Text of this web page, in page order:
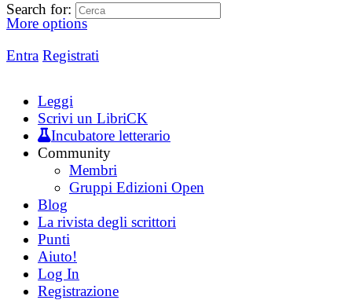
More options
Entra Registrati
Search for:
Leggi
Scrivi un LibriCK
Incubatore letterario
Community
Membri
Gruppi Edizioni Open
Blog
La rivista degli scrittori
Punti
Aiuto!
Log In
Registrazione